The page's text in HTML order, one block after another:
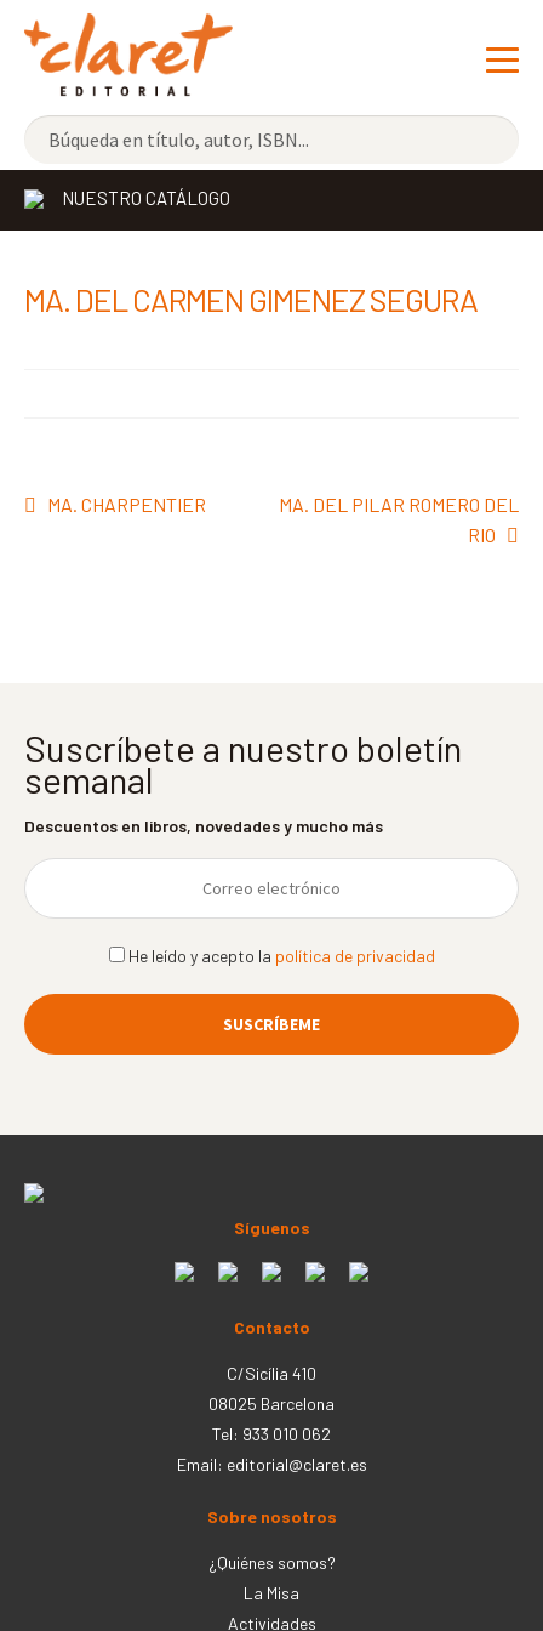
NOVEDADES
LOS MÁS VENDIDOS
NUESTRO CATÁLOGO
MA. DEL CARMEN GIMENEZ SEGURA
Navegación
Anterior:
MA. CHARPENTIER Siguiente:
MA. DEL PILAR ROMERO DEL
RIO
Suscríbete a nuestro boletín
semanal
Descuentos en libros, novedades y mucho más
He leído y acepto la política de privacidad
Síguenos
Contacto
C/Sicília 410
08025 Barcelona
Tel: 933 010 062
Email: editorial@claret.es
Sobre nosotros
¿Quiénes somos?
La Misa
Actividades